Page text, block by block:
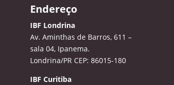
Endereço
IBF Londrina
Av. Aminthas de Barros, 611 –
sala 04, Ipanema.
Londrina/PR CEP: 86015-180
IBF Curitiba